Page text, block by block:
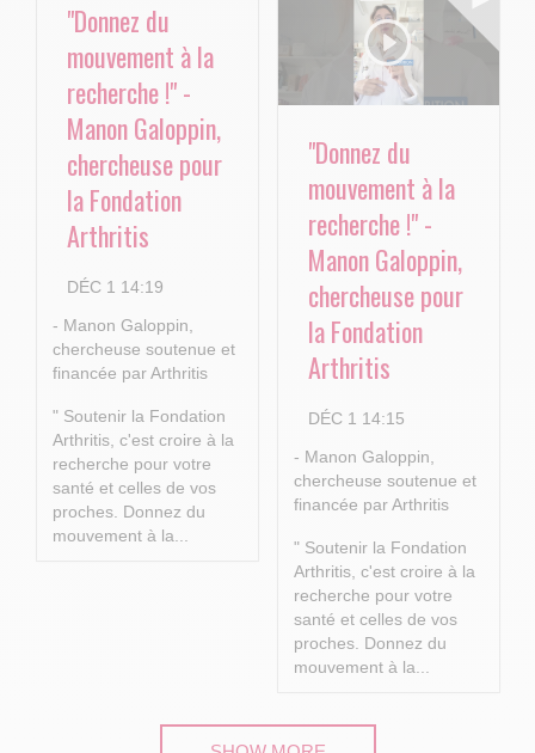
"Donnez du
mouvement à la
recherche !" -
Manon Galoppin,
chercheuse pour
la Fondation
Arthritis
DÉC 1 14:19
- Manon Galoppin,
chercheuse soutenue et
financée par Arthritis
" Soutenir la Fondation
Arthritis, c'est croire à la
recherche pour votre
santé et celles de vos
proches. Donnez du
mouvement à la...
"Donnez du
mouvement à la
recherche !" -
Manon Galoppin,
chercheuse pour
la Fondation
Arthritis
DÉC 1 14:15
- Manon Galoppin,
chercheuse soutenue et
financée par Arthritis
" Soutenir la Fondation
Arthritis, c'est croire à la
recherche pour votre
santé et celles de vos
proches. Donnez du
mouvement à la...